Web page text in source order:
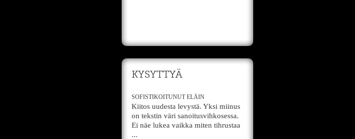
KYSYTTYÄ
SOFISTIKOITUNUT ELÄIN
Kiitos uudesta levystä. Yksi miinus
on tekstin väri sanoitusvihkosessa.
Ei näe lukea vaikka miten tihrustaa
...